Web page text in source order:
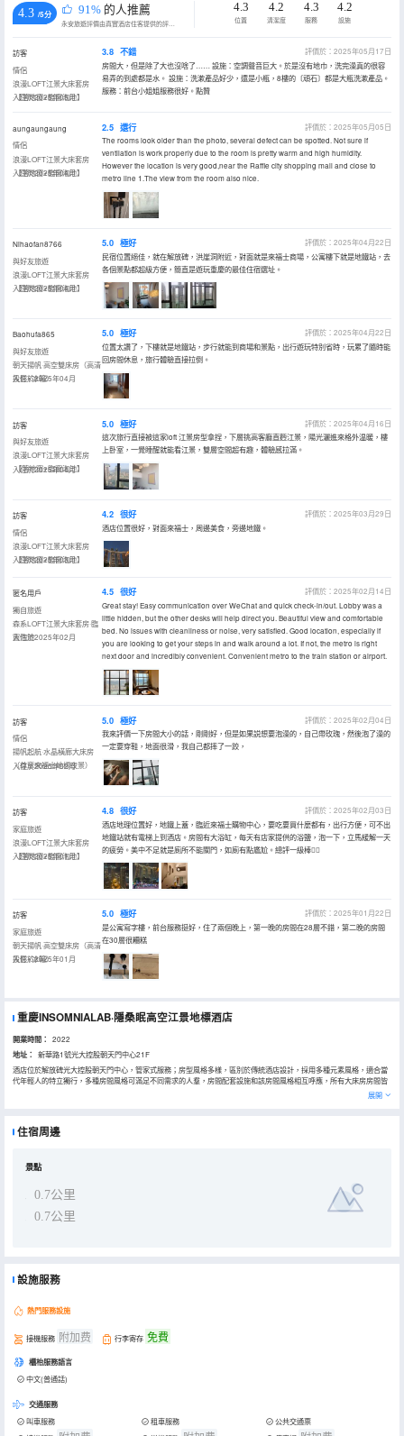
4.3 /5分 91% 的人推薦
永安旅遊評價由真實酒店住客提供的評價。
4.3
位置
4.2
清潔度
4.3
服務
4.2
設施
訪客
情侶
浪漫LOFT江景大床套房
·【落地窗+臨窗泡池】
入住於2025年05月
3.8 不錯
評價於：2025年05月17日
房間大，但是除了大也沒啥了…… 設施：空調聲音巨大。於是沒有地巾，洗完澡真的很容
易弄的到處都是水。 設施：洗漱產品好少，還是小瓶，8樓的〔頑石〕都是大瓶洗漱產品。
服務：前台小姐姐服務很好。點贊
aungaungaung
情侶
浪漫LOFT江景大床套房
·【落地窗+臨窗泡池】
入住於2025年04月
2.5 還行
評價於：2025年05月05日
The rooms look older than the photo, several defect can be spotted. Not sure if
ventilation is work properly due to the room is pretty warm and high humidity.
However the location is very good,near the Raffle city shopping mall and close to
metro line 1.The view from the room also nice.
Nihaofan8766
與好友旅遊
浪漫LOFT江景大床套房
·【落地窗+臨窗泡池】
入住於2025年04月
5.0 極好
評價於：2025年04月22日
民宿位置絕佳，就在解放碑，洪崖洞附近，對面就是來福士商場，公寓樓下就是地鐵站，去
各個景點都超級方便，簡直是遊玩重慶的最佳住宿選址。
Baohufa865
與好友旅遊
朝天揚帆·高空雙床房（高清
投影+冰箱）
入住於2025年04月
5.0 極好
評價於：2025年04月22日
位置太讚了，下樓就是地鐵站，步行就能到商場和景點，出行遊玩特別省時，玩累了隨時能
回房間休息，旅行體驗直接拉倒。
訪客
與好友旅遊
浪漫LOFT江景大床套房
·【落地窗+臨窗泡池】
入住於2025年04月
5.0 極好
評價於：2025年04月16日
這次旅行直接被這家loft 江景房型拿捏，下層挑高客廳直麪江景，陽光灑進來格外温暖，樓
上卧室，一覺睡醒就能看江景，雙層空間超有趣，體驗感拉滿。
訪客
情侶
浪漫LOFT江景大床套房
·【落地窗+臨窗泡池】
入住於2025年03月
4.2 很好
評價於：2025年03月29日
酒店位置很好，對面來福士，周邊美食，旁邊地鐵。
匿名用戶
獨自旅遊
森系LOFT江景大床套房·臨
窗泡池
入住於2025年02月
4.5 很好
評價於：2025年02月14日
Great stay! Easy communication over WeChat and quick check-in/out. Lobby was a
little hidden, but the other desks will help direct you. Beautiful view and comfortable
bed. No issues with cleanliness or noise, very satisfied. Good location, especially if
you are looking to get your steps in and walk around a lot. If not, the metro is right
next door and incredibly convenient. Convenient metro to the train station or airport.
訪客
情侶
揚帆起航·水晶橫廊大床房
（尊享來福士地標夜景）
入住於2025年02月
5.0 極好
評價於：2025年02月04日
我來評價一下房間大小的話，剛剛好，但是如果説想要泡澡的，自己帶玫瑰，然後泡了澡的
一定要穿鞋，地面很滑，我自己都摔了一跤，
訪客
家庭旅遊
浪漫LOFT江景大床套房
·【落地窗+臨窗泡池】
入住於2025年01月
4.8 很好
評價於：2025年02月03日
酒店地理位置好，地鐵上蓋，臨近來福士購物中心，要吃要買什麼都有，出行方便，可不出
地鐵站就有電梯上到酒店。房間有大浴缸，每天有店家提供的浴鹽，泡一下，立馬緩解一天
的疲勞。美中不足就是廁所不能關門，如廁有點尷尬。總評一級棒👍🏻
訪客
家庭旅遊
朝天揚帆·高空雙床房（高清
投影+冰箱）
入住於2025年01月
5.0 極好
評價於：2025年01月22日
是公寓寫字樓，前台服務挺好，住了兩個晚上，第一晚的房間在28層不錯，第二晚的房間
在30層很糟糕
重慶INSOMNIALAB·隱桑眠高空江景地標酒店
開業時間： 2022
地址：
新華路1號光大控股朝天門中心21F
酒店位於解放碑光大控股朝天門中心，管家式服務；房型風格多樣，區別於傳統酒店設計，採用多種元素風格，適合當
代年輕人的特立獨行，多種房間風格可滿足不同需求的人羣，房間配套設施和該房間風格相互呼應，所有大床房房間皆
有超大湯池，可觀江河夜景地處重慶最美渝中，同時位於朝天門核心商圈，前觀山城最美江景，對望重慶地標建築來福
為你擺脱旅途帶來的疲勞，清晨睜眼江面薄霧散去，願您在隱桑眠迎來霧都美好的一天
展開
住宿周邊
景點
0.7公里
0.7公里
設施服務
熱門服務設施
接機服務 附加费 行李寄存 免費
櫃枱服務語言
中文(普通話)
交通服務
叫車服務 租車服務
公共交通票